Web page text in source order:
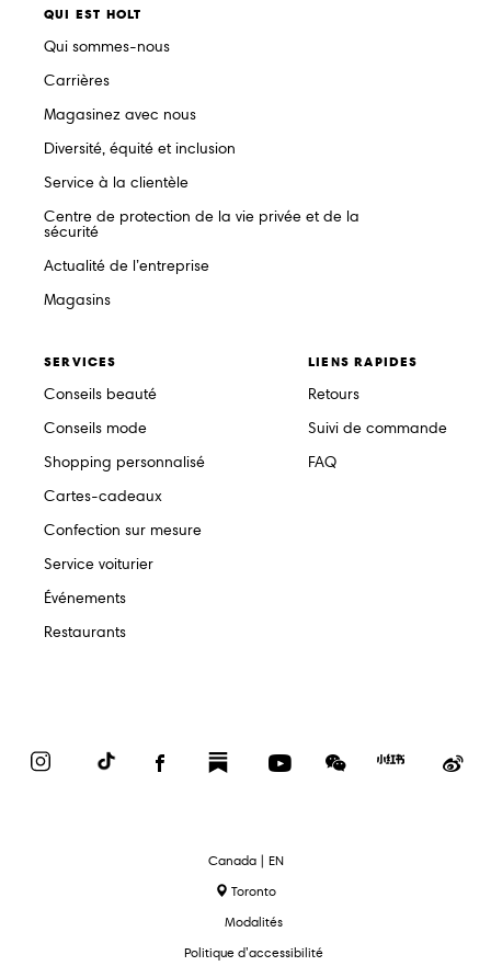
QUI EST HOLT
Qui sommes-nous
Carrières
Magasinez avec nous
Diversité, équité et inclusion
Service à la clientèle
Centre de protection de la vie privée et de la
sécurité
Actualité de l’entreprise
Magasins
SERVICES
Conseils beauté
Conseils mode
Shopping personnalisé
Cartes-cadeaux
Confection sur mesure
Service voiturier
Événements
Restaurants
LIENS RAPIDES
Retours
Suivi de commande
FAQ
InstagramTikTok FacebookSubstack YouTubeWeChat
Red
text.language
Canada | EN
Toronto
Modalités
Politique d’accessibilité